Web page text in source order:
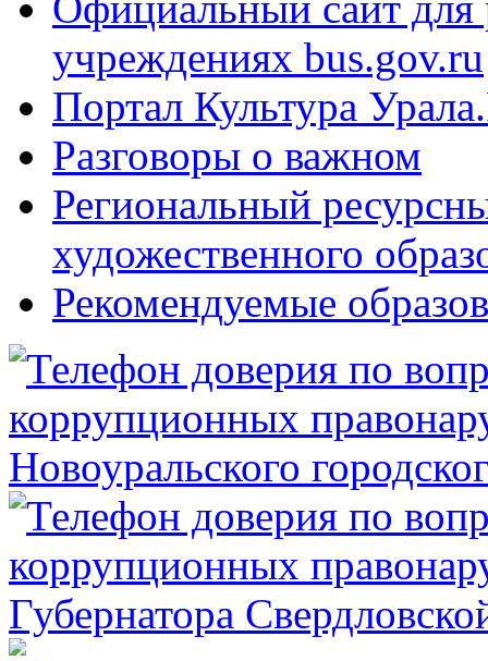
учреждениях bus.gov.ru
Портал Культура
Разговоры о важном
Региональный
художественного
Рекомендуемые